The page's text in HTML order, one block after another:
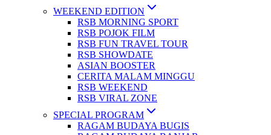
WEEKEND EDITION
RSB MORNING SPORT
RSB POJOK FILM
RSB FUN TRAVEL TOUR
RSB SHOWDATE
ASIAN BOOSTER
CERITA MALAM MINGGU
RSB WEEKEND
RSB VIRAL ZONE
SPECIAL PROGRAM
RAGAM BUDAYA BUGIS